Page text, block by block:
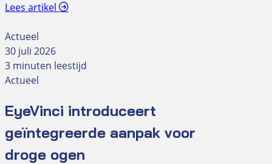
Lees artikel
Actueel
30 juli 2026
3 minuten leestijd
Actueel
EyeVinci introduceert
geïntegreerde aanpak voor
droge ogen